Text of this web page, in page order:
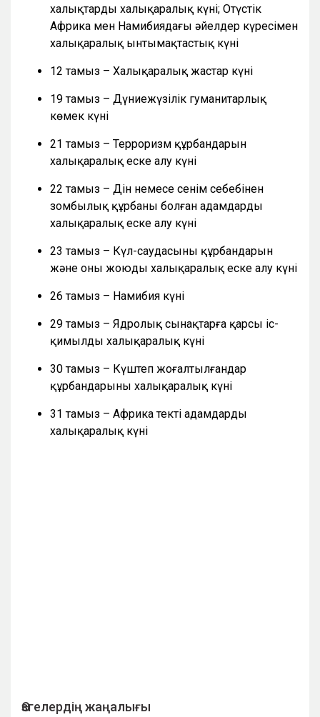
халықтардың халықаралық күні; Оңтүстік
Африка мен Намибиядағы әйелдер күресімен
халықаралық ынтымақтастық күні
12 тамыз – Халықаралық жастар күні
19 тамыз – Дүниежүзілік гуманитарлық
көмек күні
21 тамыз – Терроризм құрбандарын
халықаралық еске алу күні
22 тамыз – Дін немесе сенім себебінен
зомбылық құрбаны болған адамдарды
халықаралық еске алу күні
23 тамыз – Күл-саудасының құрбандарын
және оны жоюды халықаралық еске алу күні
26 тамыз – Намибия күні
29 тамыз – Ядролық сынақтарға қарсы іс-
қимылдың халықаралық күні
30 тамыз – Күштеп жоғалтылғандар
құрбандарының халықаралық күні
31 тамыз – Африка текті адамдардың
халықаралық күні